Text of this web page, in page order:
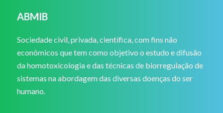
ABMIB
Sociedade civil, privada, científica, com fins não
econômicos que tem como objetivo o estudo e difusão
da homotoxicologia e das técnicas de biorregulação de
sistemas na abordagem das diversas doenças do ser
humano.